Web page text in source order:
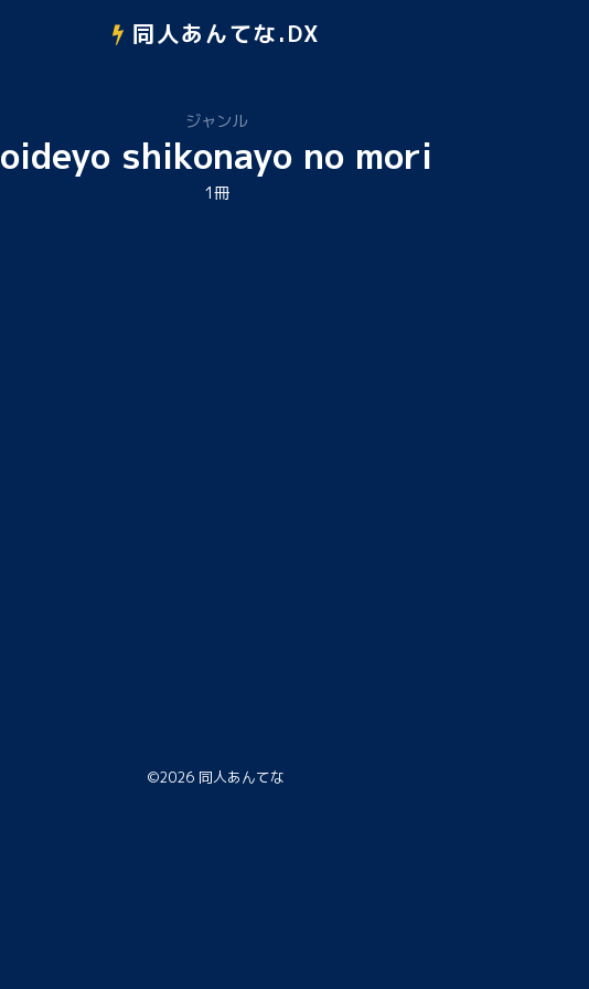
同人あんてな.DX
ジャンル
oideyo shikonayo no mori
1冊
©2026 同人あんてな